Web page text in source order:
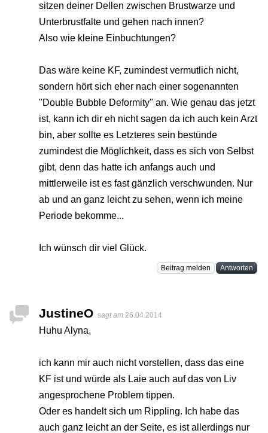
sitzen deiner Dellen zwischen Brustwarze und
Unterbrustfalte und gehen nach innen?
Also wie kleine Einbuchtungen?
Das wäre keine KF, zumindest vermutlich nicht,
sondern hört sich eher nach einer sogenannten
"Double Bubble Deformity" an. Wie genau das jetzt
ist, kann ich dir eh nicht sagen da ich auch kein Arzt
bin, aber sollte es Letzteres sein bestünde
zumindest die Möglichkeit, dass es sich von Selbst
gibt, denn das hatte ich anfangs auch und
mittlerweile ist es fast gänzlich verschwunden. Nur
ab und an ganz leicht zu sehen, wenn ich meine
Periode bekomme...
Ich wünsch dir viel Glück.
Beitrag melden Antworten
JustineO sagt am 26.04.2014
Huhu Alyna,
ich kann mir auch nicht vorstellen, dass das eine
KF ist und würde als Laie auch auf das von Liv
angesprochene Problem tippen.
Oder es handelt sich um Rippling. Ich habe das
auch ganz leicht an der Seite, es ist allerdings nur